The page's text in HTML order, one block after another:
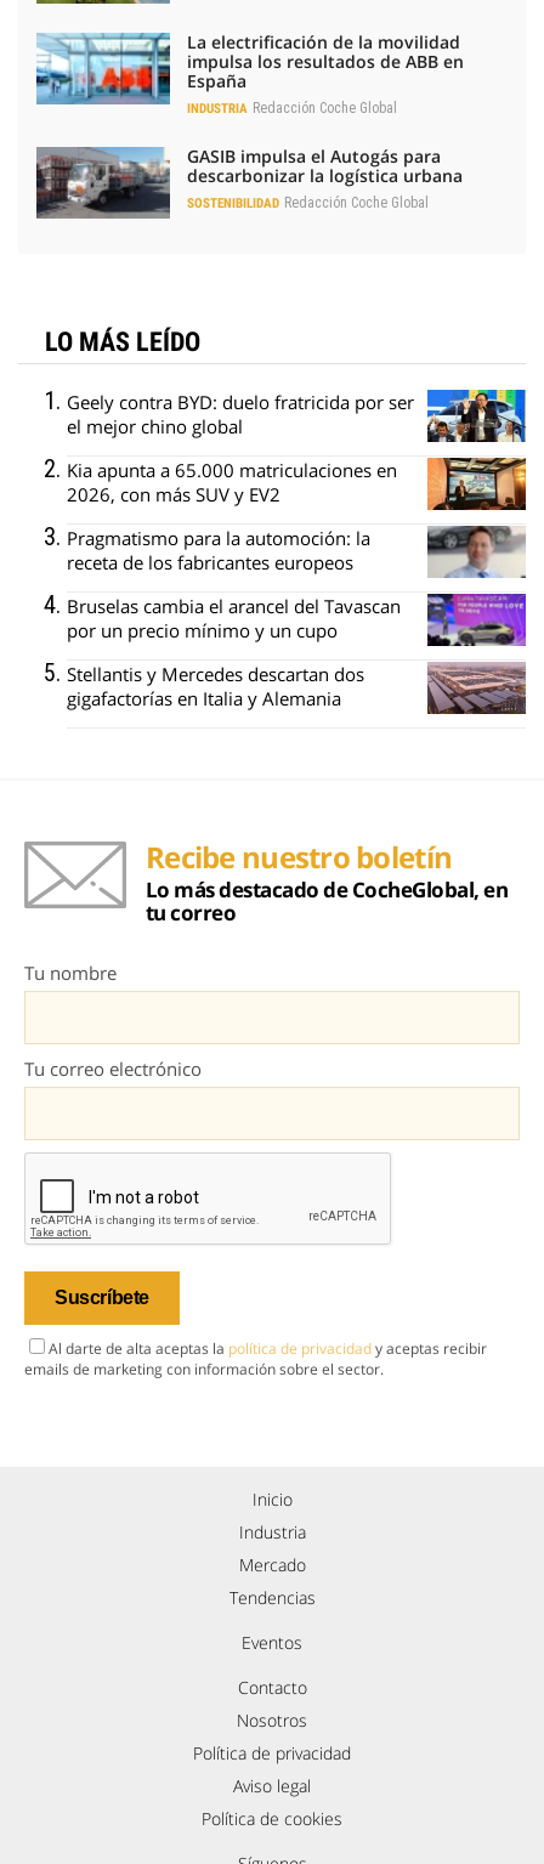
La electrificación de la movilidad
impulsa los resultados de ABB en
España
INDUSTRIA Redacción Coche Global
GASIB impulsa el Autogás para
descarbonizar la logística urbana
SOSTENIBILIDAD Redacción Coche Global
LO MÁS LEÍDO
Geely contra BYD: duelo fratricida por ser
el mejor chino global
Kia apunta a 65.000 matriculaciones en
2026, con más SUV y EV2
Pragmatismo para la automoción: la
receta de los fabricantes europeos
Bruselas cambia el arancel del Tavascan
por un precio mínimo y un cupo
Stellantis y Mercedes descartan dos
gigafactorías en Italia y Alemania
Recibe nuestro boletín
Lo más destacado de CocheGlobal, en
tu correo
Tu nombre
Tu correo electrónico
Al darte de alta aceptas la política de privacidady aceptas recibir
emails de marketing con información sobre el sector.
Inicio
Industria
Mercado
Tendencias
Eventos
Contacto
Nosotros
Política de privacidad
Aviso legal
Política de cookies